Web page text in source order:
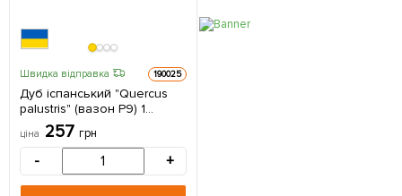
Швидка відправка 190025
Дуб іспанський "Quercus
palustris" (вазон Р9) 1
саджанець в упаковці
ціна 257 грн
- +